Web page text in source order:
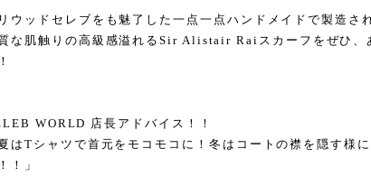
ウッドセレブをも魅了した一点一点ハンドメイドで製造さ
な肌触りの高級感溢れるSir Alistair Raiスカーフをぜひ、
WORLD 店長アドバイス！！
夏はTシャツで首元をモコモコに！冬はコートの襟を隠す様
！」